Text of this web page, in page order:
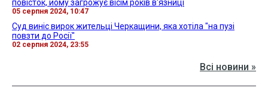
повісток, йому загрожує вісім років в'язниці
05 серпня 2024, 10:47
Суд виніс вирок жительці Черкащини, яка хотіла "на пузі
повзти до Росії"
02 серпня 2024, 23:55
Всі новини »